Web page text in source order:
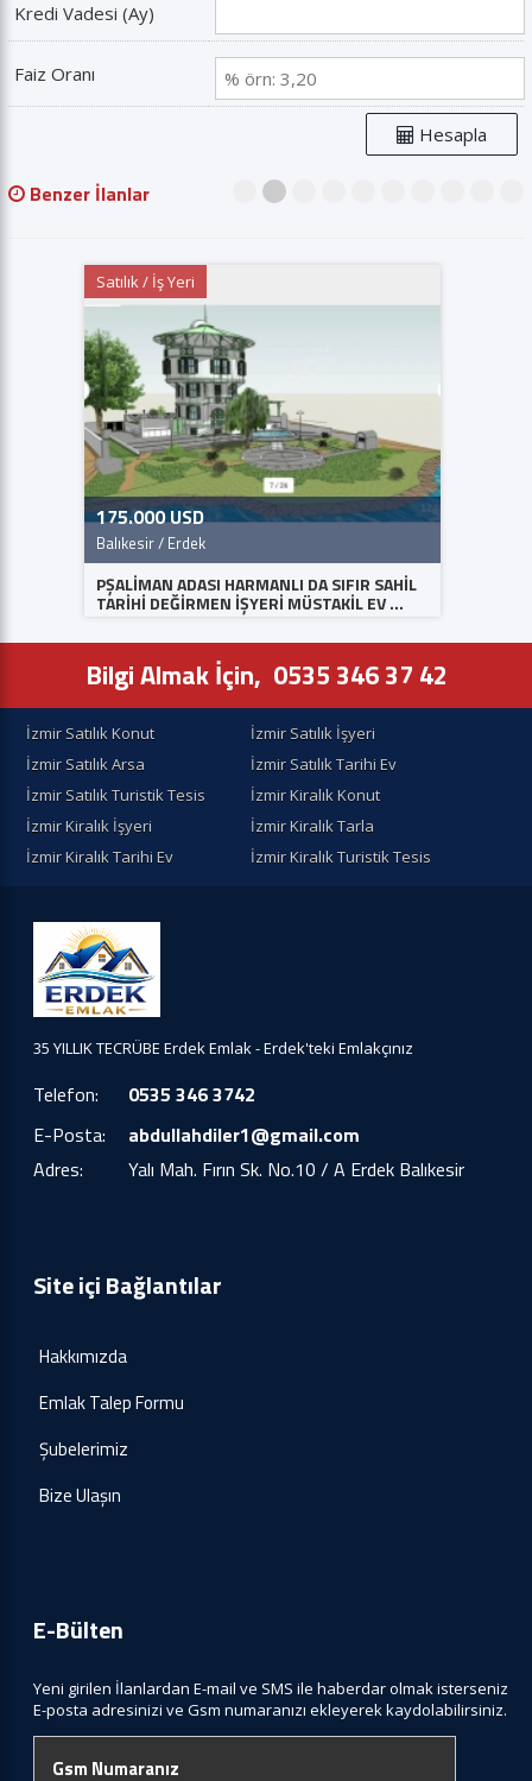
Kredi Vadesi (Ay)
Faiz Oranı
Hesapla
2
Benzer İlanlar
Satılık / İş Yeri
175.000 USD
Balıkesir / Erdek
PŞALİMAN ADASI HARMANLI DA SIFIR SAHİL
TARİHİ DEĞİRMEN İŞYERİ MÜSTAKİL EV ...
Bilgi Almak İçin, 0535 346 37 42
İzmir Satılık Konut
İzmir Satılık İşyeri
İzmir Satılık Arsa
İzmir Satılık Tarihi Ev
İzmir Satılık Turistik Tesis
İzmir Kiralık Konut
İzmir Kiralık İşyeri
İzmir Kiralık Tarla
İzmir Kiralık Tarihi Ev
İzmir Kiralık Turistik Tesis
35 YILLIK TECRÜBE Erdek Emlak - Erdek'teki Emlakçınız
Telefon:
0535 346 3742
E-Posta:
abdullahdiler1@gmail.com
Adres:
Yalı Mah. Fırın Sk. No.10 / A Erdek Balıkesir
Site içi Bağlantılar
Hakkımızda
Emlak Talep Formu
Şubelerimiz
Bize Ulaşın
E-Bülten
Yeni girilen İlanlardan E-mail ve SMS ile haberdar olmak isterseniz
E-posta adresinizi ve Gsm numaranızı ekleyerek kaydolabilirsiniz.